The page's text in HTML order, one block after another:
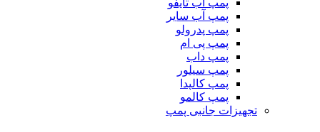
پمپ آب تایفو
پمپ آب سایر
پمپ پدرولو
پمپ پی ام
پمپ داب
پمپ سیلور
پمپ کالپدا
پمپ کالمو
تجهیزات جانبی پمپ